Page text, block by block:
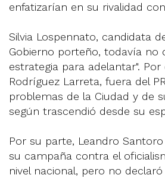
enfatizarían en su rivalidad
Silvia Lospennato, candidata
Gobierno porteño, todavía no
estrategia para adelantar".
Rodríguez Larreta, fuera del
problemas de la Ciudad y de
según trascendió desde su
Por su parte, Leandro
su campaña contra el
nivel nacional, pero no